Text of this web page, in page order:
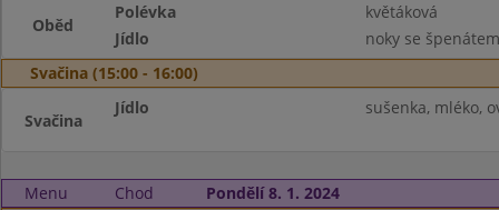
Oběd
Polévka
květáková
Jídlo
noky se
Svačina (15:00 - 16:00)
Svačina
Jídlo sušenka, mléko,
Menu Chod
Pondělí 8. 1. 2024